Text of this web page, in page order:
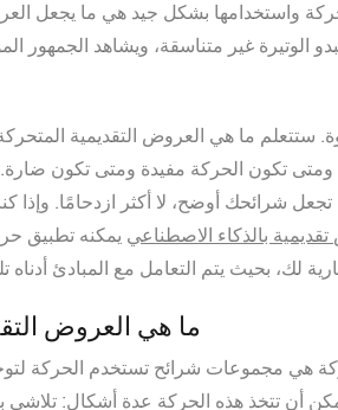
واستخدامها بشكل جيد هي ما يجعل
الوتيرة غير متناسقة، ويشاهد الجمهور
ستتعلم ما هي العروض التقديمية المتحركة
ومتى تكون الحركة مفيدة ومتى تكون
شرائحك أوضح، لا أكثر ازدحامًا.
بالذكاء الاصطناعي يمكنه تطبيق
لك، بحيث يتم التعامل مع المبادئ أدناه
ما هي العروض
هي مجموعات شرائح تستخدم الحركة
أن تتخذ هذه الحركة عدة أشكال: تلاشي